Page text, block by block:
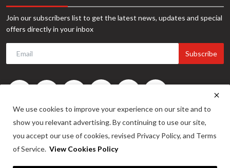
Join our subscribers list to get the latest news, updates and special
offers directly in your inbox
Subscribe
We use cookies to improve your experience on our site and to
show you relevant advertising. By continuing to use our site,
you accept our use of cookies, revised Privacy Policy, and Terms
of Service. View Cookies Policy